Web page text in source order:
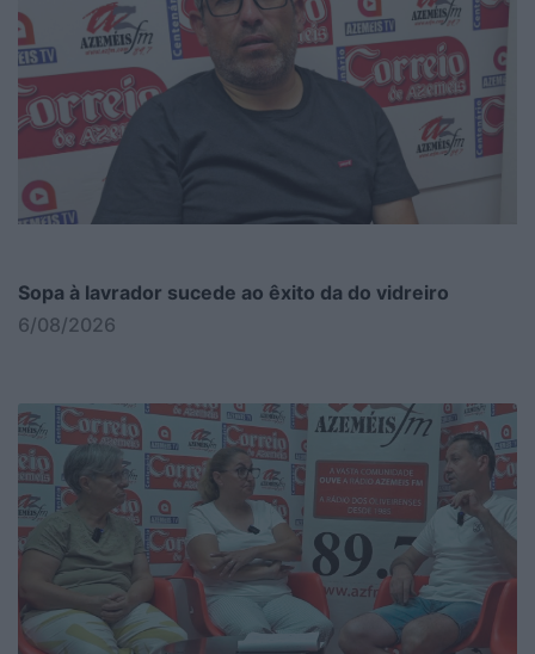
Sopa à lavrador sucede ao êxito da do vidreiro
6/08/2026